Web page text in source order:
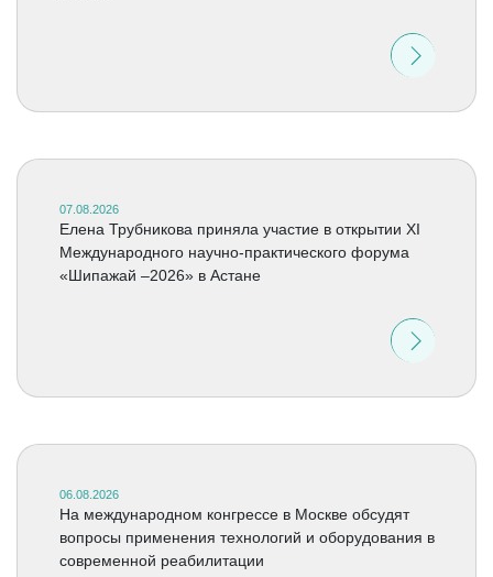
07.08.2026
Елена Трубникова приняла участие в открытии XI
Международного научно-практического форума
«Шипажай –2026» в Астане
06.08.2026
На международном конгрессе в Москве обсудят
вопросы применения технологий и оборудования в
современной реабилитации